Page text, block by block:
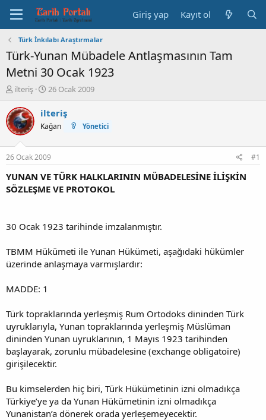
Giriş yap Kayıt ol
Türk İnkılabı Araştırmalar
Türk-Yunan Mübadele Antlaşmasının Tam
Metni 30 Ocak 1923
K
n
b
u
u
b
a
ş
l
a
ilteriş
B
ş
a
g
ı
ç
t
a
h
26 Ocak 2009
ilteriş
Kağan Yönetici
26 Ocak 2009 #1
YUNAN VE TÜRK HALKLARININ MÜBADELESİNE İLİŞKİN
SÖZLEŞME VE PROTOKOL
30 Ocak 1923 tarihinde imzalanmıştır.
TBMM Hükümeti ile Yunan Hükümeti, aşağıdaki hükümler
üzerinde anlaşmaya varmışlardır:
MADDE: 1
Türk topraklarında yerleşmiş Rum Ortodoks dininden Türk
uyruklarıyla, Yunan topraklarında yerleşmiş Müslüman
dininden Yunan uyruklarının, 1 Mayıs 1923 tarihinden
başlayarak, zorunlu mübadelesine (exchange obligatoire)
girişilecektir.
Bu kimselerden hiç biri, Türk Hükümetinin izni olmadıkça
Türkiye’ye ya da Yunan Hükümetinin izni olmadıkça
Yunanistan’a dönerek orada yerleşemeyecektir.